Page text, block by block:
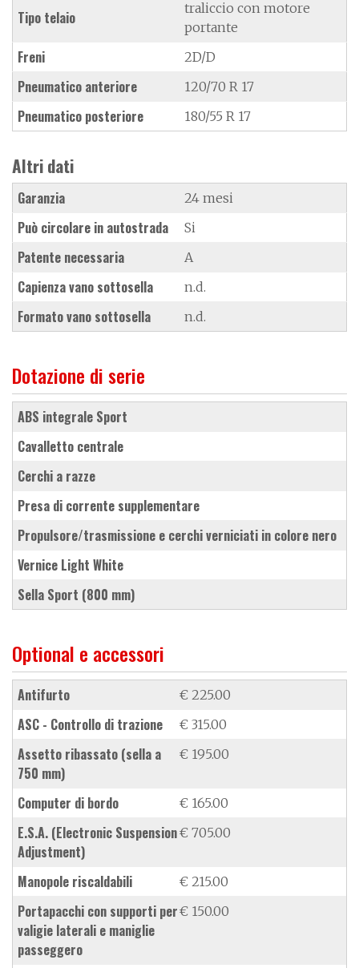
Tipo telaio
traliccio con motore
portante
Freni 2D/D
Pneumatico anteriore 120/70 R 17
Pneumatico posteriore 180/55 R 17
Altri dati
Garanzia 24 mesi
Può circolare in autostrada Si
Patente necessaria A
Capienza vano sottosella n.d.
Formato vano sottosella n.d.
Dotazione di serie
ABS integrale Sport
cavalletto centrale
cerchi a razze
presa di corrente supplementare
Propulsore/trasmissione e cerchi verniciati in colore nero
vernice Light White
sella Sport (800 mm)
Optional e accessori
antifurto € 225.00
ASC - Controllo di trazione € 315.00
assetto ribassato (sella a
750 mm)
€ 195.00
computer di bordo € 165.00
E.S.A. (Electronic Suspension
Adjustment)
€ 705.00
manopole riscaldabili € 215.00
portapacchi con supporti per
valigie laterali e maniglie
passeggero
€ 150.00